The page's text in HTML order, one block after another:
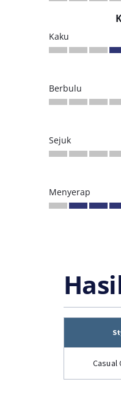
Kaku
Berbulu
Sejuk
Menyerap
Casual